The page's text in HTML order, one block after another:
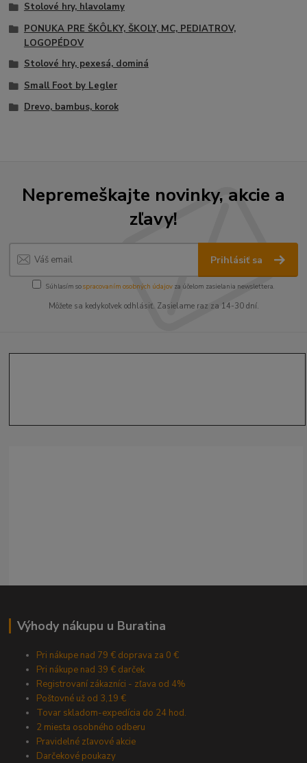
Stolové hry, hlavolamy
PONUKA PRE ŠKÔLKY, ŠKOLY, MC, PEDIATROV,
LOGOPÉDOV
Stolové hry, pexesá, dominá
Small Foot by Legler
Drevo, bambus, korok
Nepremeškajte novinky, akcie a
zľavy!
Prihlásiť sa
Súhlasím sospracovaním osobných údajov za účelom zasielania newslettera.
Môžete sa kedykoľvek odhlásiť. Zasielame raz za 14-30 dní.
Výhody nákupu u Buratina
Pri nákupe nad 79 € doprava za 0 €
Pri nákupe nad 39 € darček
Registrovaní zákazníci - zľava od 4%
Poštovné už od 3,19 €
Tovar skladom-expedícia do 24 hod.
2 miesta osobného odberu
Pravidelné zľavové akcie
Darčekové poukazy